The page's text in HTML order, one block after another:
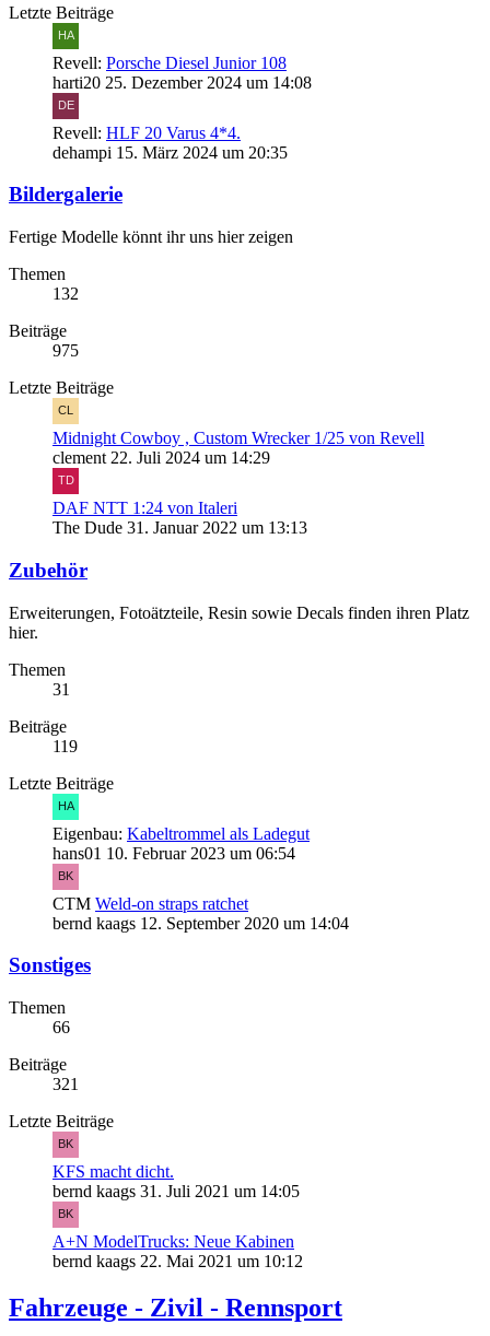
Letzte Beiträge
Revell: Porsche Diesel Junior 108
harti20 25. Dezember 2024 um 14:08
Revell: HLF 20 Varus 4*4.
dehampi 15. März 2024 um 20:35
Bildergalerie
Fertige Modelle könnt ihr uns hier zeigen
Themen
132
Beiträge
975
Letzte Beiträge
Midnight Cowboy , Custom Wrecker 1/25 von Revell
clement 22. Juli 2024 um 14:29
DAF NTT 1:24 von Italeri
The Dude 31. Januar 2022 um 13:13
Zubehör
Erweiterungen, Fotoätzteile, Resin sowie Decals finden ihren Platz
hier.
Themen
31
Beiträge
119
Letzte Beiträge
Eigenbau: Kabeltrommel als Ladegut
hans01 10. Februar 2023 um 06:54
CTM Weld-on straps ratchet
bernd kaags 12. September 2020 um 14:04
Sonstiges
Themen
66
Beiträge
321
Letzte Beiträge
KFS macht dicht.
bernd kaags 31. Juli 2021 um 14:05
A+N ModelTrucks: Neue Kabinen
bernd kaags 22. Mai 2021 um 10:12
Fahrzeuge - Zivil - Rennsport